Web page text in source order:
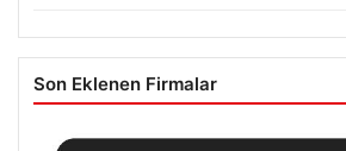
Son Eklenen Firmalar